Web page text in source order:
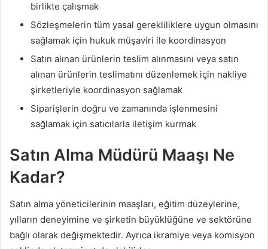
birlikte çalışmak
Sözleşmelerin tüm yasal gerekliliklere uygun olmasını
sağlamak için hukuk müşaviri ile koordinasyon
Satın alınan ürünlerin teslim alınmasını veya satın
alınan ürünlerin teslimatını düzenlemek için nakliye
şirketleriyle koordinasyon sağlamak
Siparişlerin doğru ve zamanında işlenmesini
sağlamak için satıcılarla iletişim kurmak
Satın Alma Müdürü Maaşı Ne
Kadar?
Satın alma yöneticilerinin maaşları, eğitim düzeylerine,
yılların deneyimine ve şirketin büyüklüğüne ve sektörüne
bağlı olarak değişmektedir. Ayrıca ikramiye veya komisyon